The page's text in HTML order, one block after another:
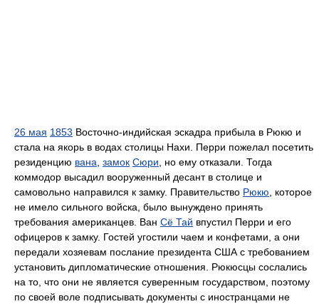
26 мая 1853 Восточно-индийская эскадра прибыла в Рюкю и
стала на якорь в водах столицы Нахи. Перри пожелал посетить
резиденцию вана замок Сюри , но ему отказали. Тогда
коммодор высадил вооруженный десант в столице и
самовольно направился к замку. Правительство Рюкю , которое
не имело сильного войска, было вынуждено принять
требования американцев. Ван Сё Тай впустил Перри и его
офицеров к замку. Гостей угостили чаем и конфетами, а они
передали хозяевам послание президента США с требованием
установить дипломатические отношения. Рюкюсцы сослались
на то, что они не является суверенным государством, поэтому
по своей воле подписывать документы с иностранцами не